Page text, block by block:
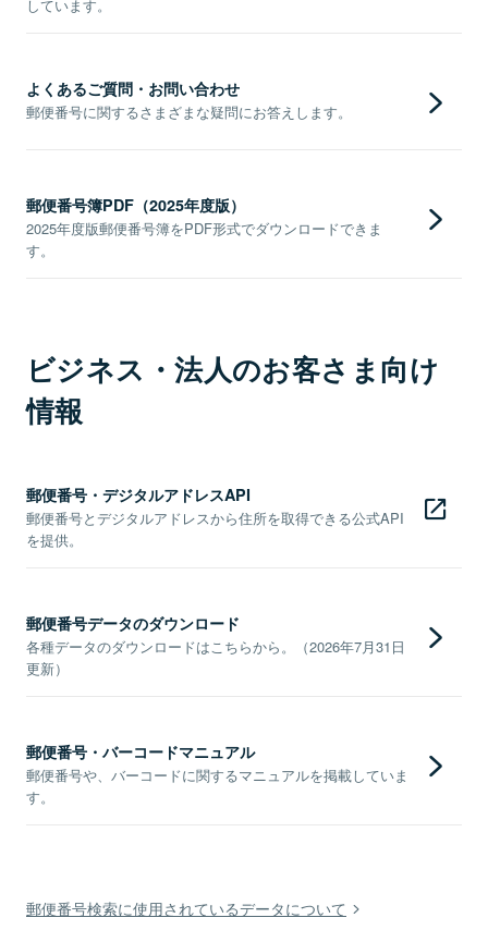
しています。
よくあるご質問・お問い合わせ
郵便番号に関するさまざまな疑問にお答えします。
郵便番号簿PDF（2025年度版）
2025年度版郵便番号簿をPDF形式でダウンロードできま
す。
ビジネス・法人のお客さま向け
情報
郵便番号・デジタルアドレスAPI
郵便番号とデジタルアドレスから住所を取得できる公式API
を提供。
郵便番号データのダウンロード
各種データのダウンロードはこちらから。（2026年7月31日
更新）
郵便番号・バーコードマニュアル
郵便番号や、バーコードに関するマニュアルを掲載していま
す。
郵便番号検索に使用されているデータについて